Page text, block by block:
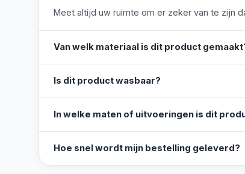
Meet altijd uw ruimte om er zeker van te zijn
Van welk materiaal is dit product
Is dit product wasbaar?
In welke maten of uitvoeringen is dit
Hoe snel wordt mijn bestelling geleverd?